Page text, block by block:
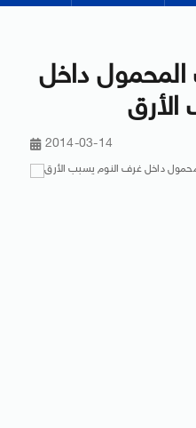
المحمول داخل
2014-03-14